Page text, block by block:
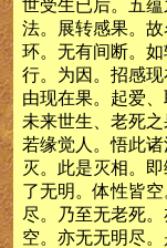
世受生已后。五
法。展转感果。
环。无有间断。如
行。为因。招感现
由现在果。起爱
未来世生、老死
若缘觉人。悟此
灭。此是灭相。
了无明。体性皆
尽。乃至无老死
空。亦无无明尽